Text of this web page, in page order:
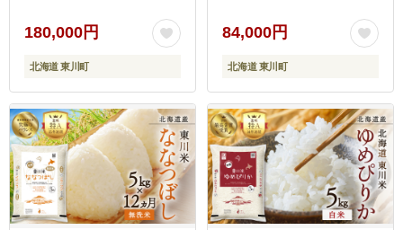
180,000円
北海道 東川町
84,000円
北海道 東川町